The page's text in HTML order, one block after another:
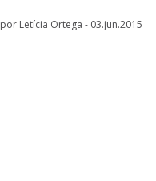
por Letícia Ortega - 03.jun.2015